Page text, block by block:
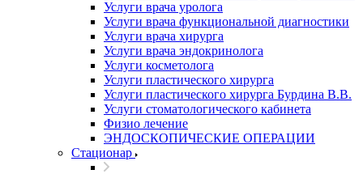
Услуги врача уролога
Услуги врача функциональной диагностики
Услуги врача хирурга
Услуги врача эндокринолога
Услуги косметолога
Услуги пластического хирурга
Услуги пластического хирурга Бурдина В.В.
Услуги стоматологического кабинета
Физио лечение
ЭНДОСКОПИЧЕСКИЕ ОПЕРАЦИИ
Стационар